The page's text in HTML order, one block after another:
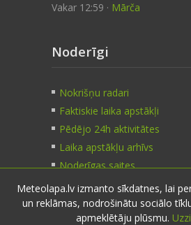
Vakar 12:59 · Mārča
Noderīgi
Nokrišņu radari
Faktiskie laika apstākļi
Pēdējo 24h aktivitātes
Laika apstākļu arhīvs
Noderīgas saites
Kontakti
Meteolapa.lv izmanto sīkdatnes, lai
un reklāmas, nodrošinātu sociālo
apmeklētāju plūsmu.